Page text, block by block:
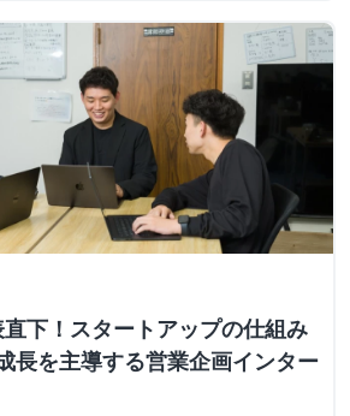
直下！スタートアップの仕組み
長を主導する営業企画インター